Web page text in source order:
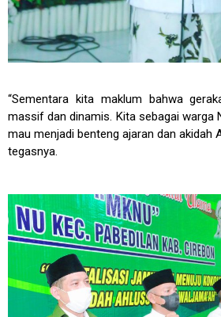
“Sementara kita maklum bahwa
massif dan dinamis. Kita sebagai warga
mau menjadi benteng ajaran dan akidah
tegasnya.